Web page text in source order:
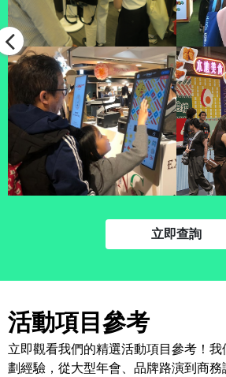
立即查詢
活動項目參考
立即觀看我們的精選活動項目參考！
劃經驗，從大型年會、品牌路演到商